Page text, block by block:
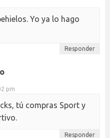
Yo ya lo hago
Responder
pm
tú compras Sport y
Responder